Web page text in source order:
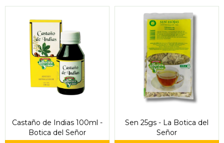
Castaño de Indias 100ml -
Botica del Señor
Sen 25gs - La Botica del
Señor